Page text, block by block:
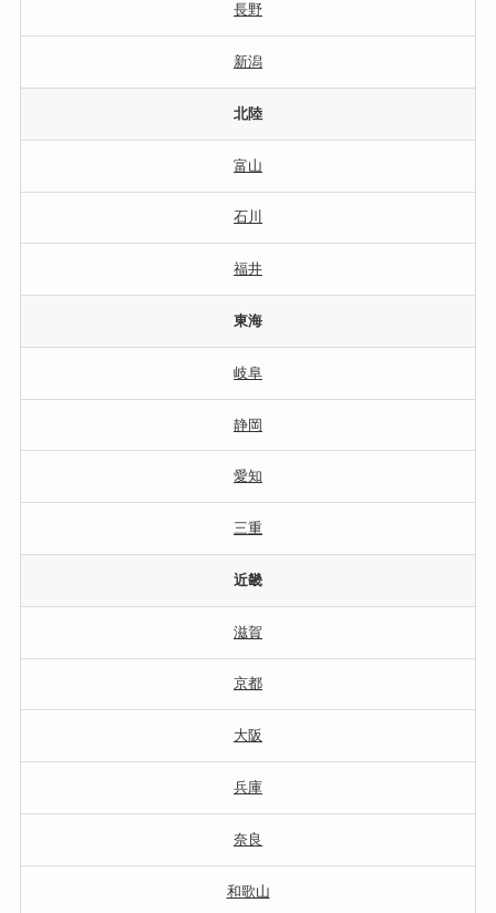
長野
新潟
北陸
富山
石川
福井
東海
岐阜
静岡
愛知
三重
近畿
滋賀
京都
大阪
兵庫
奈良
和歌山